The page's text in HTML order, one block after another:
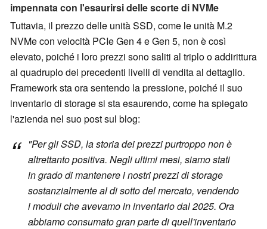
impennata con l'esaurirsi delle scorte di NVMe
Tuttavia, il prezzo delle unità SSD, come le unità M.2
NVMe con velocità PCIe Gen 4 e Gen 5, non è così
elevato, poiché i loro prezzi sono saliti al triplo o addirittura
al quadruplo dei precedenti livelli di vendita al dettaglio.
Framework sta ora sentendo la pressione, poiché il suo
inventario di storage si sta esaurendo, come ha spiegato
l'azienda nel suo post sul blog:
"Per gli SSD, la storia dei prezzi purtroppo non è
altrettanto positiva. Negli ultimi mesi, siamo stati
in grado di mantenere i nostri prezzi di storage
sostanzialmente al di sotto del mercato, vendendo
i moduli che avevamo in inventario dal 2025. Ora
abbiamo consumato gran parte di quell'inventario